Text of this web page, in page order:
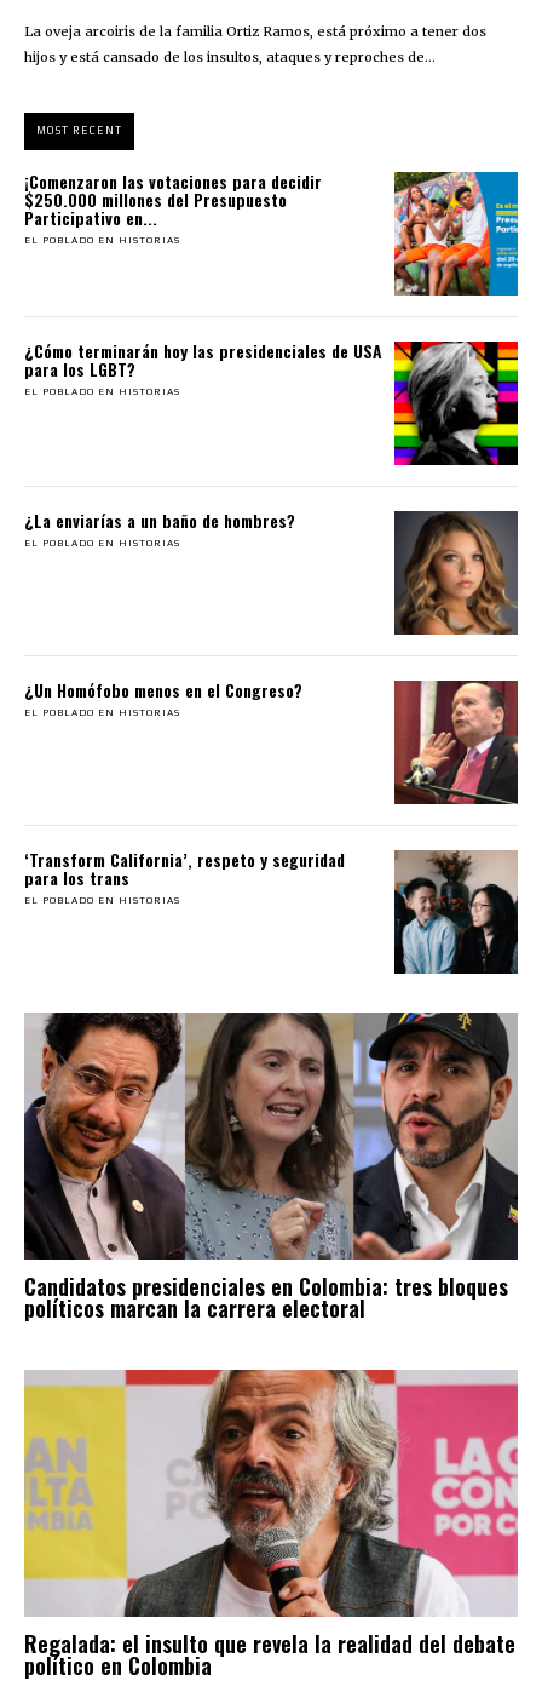
La oveja arcoiris de la familia Ortiz Ramos, está próximo a tener dos
hijos y está cansado de los insultos, ataques y reproches de...
MOST RECENT
¡Comenzaron las votaciones para decidir
$250.000 millones del Presupuesto
Participativo en...
EL POBLADO EN HISTORIAS
¿Cómo terminarán hoy las presidenciales de USA
para los LGBT?
EL POBLADO EN HISTORIAS
¿La enviarías a un baño de hombres?
EL POBLADO EN HISTORIAS
¿Un Homófobo menos en el Congreso?
EL POBLADO EN HISTORIAS
‘Transform California’, respeto y seguridad
para los trans
EL POBLADO EN HISTORIAS
Candidatos presidenciales en Colombia: tres bloques
políticos marcan la carrera electoral
Regalada: el insulto que revela la realidad del debate
político en Colombia